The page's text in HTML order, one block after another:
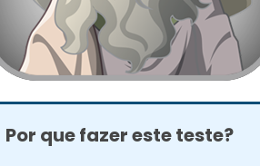
Por que fazer este teste?